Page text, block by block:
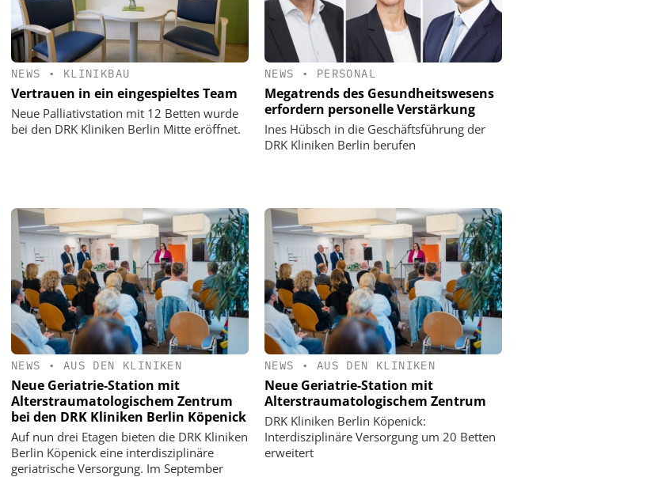
NEWS • KLINIKBAU
Vertrauen in ein eingespieltes Team
Neue Palliativstation mit 12 Betten wurde
bei den DRK Kliniken Berlin Mitte eröffnet.
NEWS • PERSONAL
Megatrends des Gesundheitswesens
erfordern personelle Verstärkung
Ines Hübsch in die Geschäftsführung der
DRK Kliniken Berlin berufen
NEWS • AUS DEN KLINIKEN
Neue Geriatrie-Station mit
Alterstraumatologischem Zentrum
bei den DRK Kliniken Berlin Köpenick
Auf nun drei Etagen bieten die DRK Kliniken
Berlin Köpenick eine interdisziplinäre
geriatrische Versorgung. Im September
NEWS • AUS DEN KLINIKEN
Neue Geriatrie-Station mit
Alterstraumatologischem Zentrum
DRK Kliniken Berlin Köpenick:
Interdisziplinäre Versorgung um 20 Betten
erweitert